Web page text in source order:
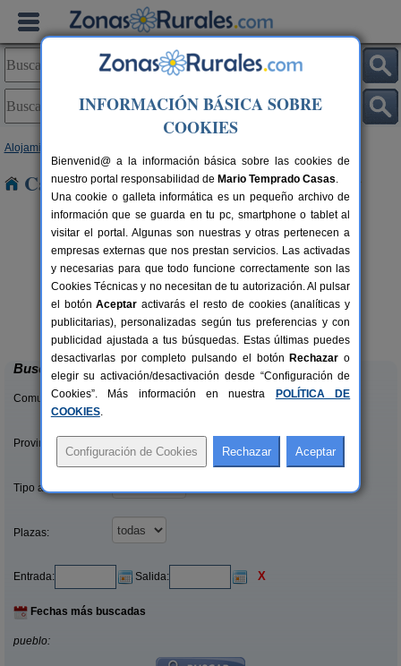
Alojamientos
Casas Rurales cerca de Batres
2-16+5 pers.
desde33 €
Saika Rural
Manjirón (Madrid)
Buscar
Comunidades:
Provincias/Islas:
Tipo alquiler:
Plazas:
Entrada: Salida: X
Fechas más buscadas
pueblo:
INFORMACIÓN BÁSICA SOBRE
COOKIES
Bienvenid@ a la información básica sobre las cookies de
nuestro portal responsabilidad de Mario Temprado Casas.
Una cookie o galleta informática es un pequeño archivo de
información que se guarda en tu pc, smartphone o tablet al
visitar el portal. Algunas son nuestras y otras pertenecen a
empresas externas que nos prestan servicios. Las activadas
y necesarias para que todo funcione correctamente son las
Cookies Técnicas y no necesitan de tu autorización. Al pulsar
el botónAceptar activarás el resto de cookies (analíticas y
publicitarias), personalizadas según tus preferencias y con
publicidad ajustada a tus búsquedas. Estas últimas puedes
desactivarlas por completo pulsando el botón Rechazar o
elegir su activación/desactivación desde “Configuración de
Cookies”. Más información en nuestra
POLÍTICA DE
COOKIES.